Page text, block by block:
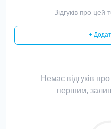
Відгуків про цей
+
Немає відгуків
першим,